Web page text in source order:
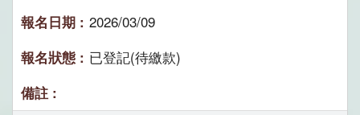
2026/03/09
已登記(待繳款)